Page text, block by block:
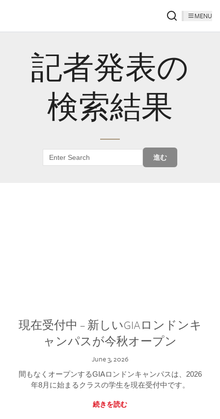
MENU
記者発表の
検索結果
進む
現在受付中 – 新しいGIAロンドンキ
ャンパスが今秋オープン
June 3, 2026
間もなくオープンするGIAロンドンキャンパスは、2026
年8月に始まるクラスの学生を現在受付中です。
続きを読む